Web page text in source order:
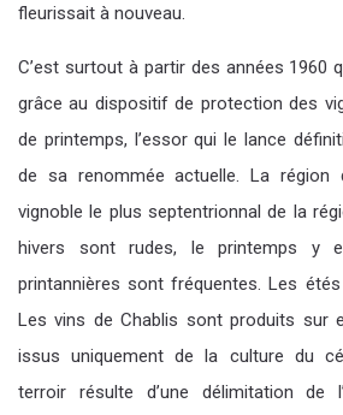
fleurissait à nouveau.
C’est surtout à partir des années 1960
grâce au dispositif de protection des
de printemps, l’essor qui le lance
de sa renommée actuelle. La
vignoble le plus septentrionnal de la
hivers sont rudes, le printemps y
printannières sont fréquentes. Les
Les vins de Chablis sont produits sur
issus uniquement de la culture du
terroir résulte d’une délimitation de